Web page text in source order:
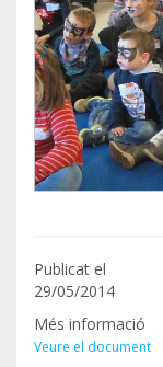
Publicat el
29/05/2014
Més informació
Veure el document